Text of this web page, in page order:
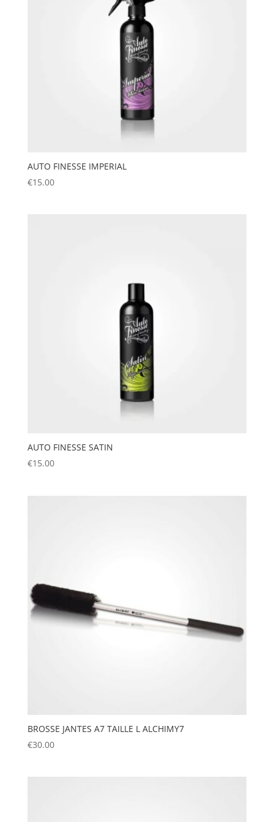
AUTO FINESSE IMPERIAL
€15.00
AUTO FINESSE SATIN
€15.00
BROSSE JANTES A7 TAILLE L ALCHIMY7
€30.00